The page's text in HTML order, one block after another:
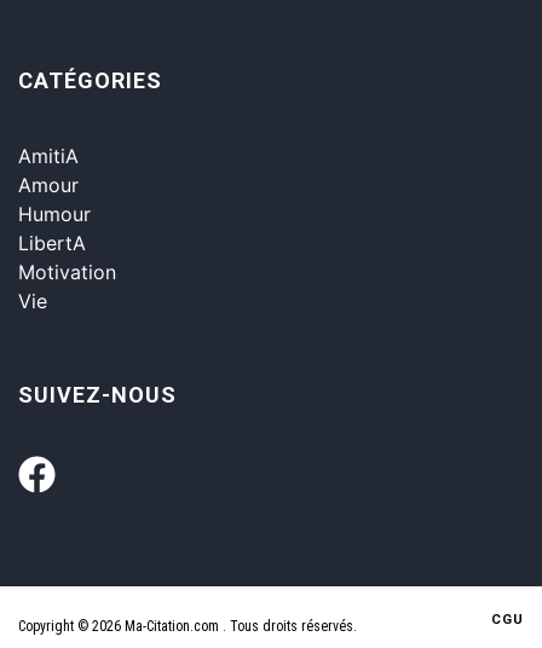
CATÉGORIES
AmitiA
Amour
Humour
LibertA
Motivation
Vie
SUIVEZ-NOUS
Copyright © 2026 Ma-Citation.com . Tous droits réservés. CGU